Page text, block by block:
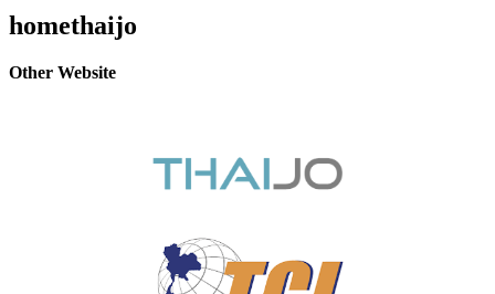
homethaijo
Other Website